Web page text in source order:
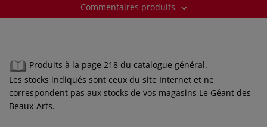
Commentaires produits
Produits à la page 218 du catalogue général.
Les stocks indiqués sont ceux du site Internet et ne
correspondent pas aux stocks de vos magasins Le Géant des
Beaux-Arts.